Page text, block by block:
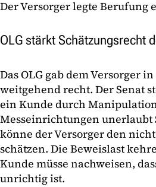
Der Versorger legte Berufung
OLG stärkt Schätzungsrecht
Das OLG gab dem Versorger
weitgehend recht. Der Senat
ein Kunde durch
Messeinrichtungen unerlaubt
könne der Versorger den
schätzen. Die Beweislast
Kunde müsse nachweisen,
unrichtig ist.